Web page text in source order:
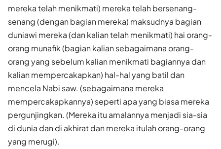
mereka telah menikmati) mereka telah bersenang-
senang (dengan bagian mereka) maksudnya bagian
duniawi mereka (dan kalian telah menikmati) hai orang-
orang munafik (bagian kalian sebagaimana orang-
orang yang sebelum kalian menikmati bagiannya dan
kalian mempercakapkan) hal-hal yang batil dan
mencela Nabi saw. (sebagaimana mereka
mempercakapkannya) seperti apa yang biasa mereka
pergunjingkan. (Mereka itu amalannya menjadi sia-sia
di dunia dan di akhirat dan mereka itulah orang-orang
yang merugi).